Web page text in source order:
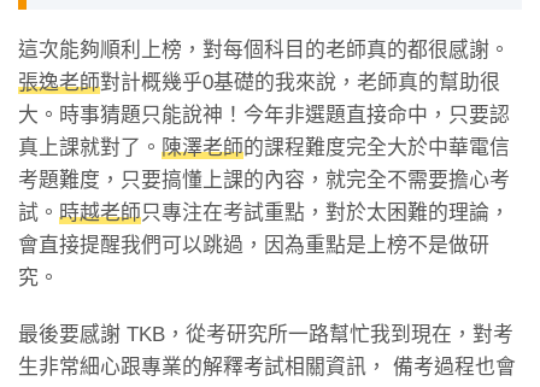
這次能夠順利上榜，對每個科目的老師真的都很感謝。
張逸老師對計概幾乎0基礎的我來說，老師真的幫助很
大。時事猜題只能說神！今年非選題直接命中，只要認
真上課就對了。 陳澤老師的課程難度完全大於中華電信
考題難度，只要搞懂上課的內容，就完全不需要擔心考
試。 時越老師只專注在考試重點，對於太困難的理論，
會直接提醒我們可以跳過，因為重點是上榜不是做研
究。
最後要感謝 TKB，從考研究所一路幫忙我到現在，對考
生非常細心跟專業的解釋考試相關資訊， 備考過程也會